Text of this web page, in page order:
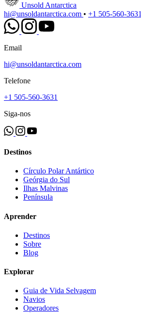
Unsold Antarctica
hi@unsoldantarctica.com • +1 505-560-3631
Email
hi@unsoldantarctica.com
Telefone
+1 505-560-3631
Siga-nos
Destinos
Círculo Polar Antártico
Geórgia do Sul
Ilhas Malvinas
Península
Aprender
Destinos
Sobre
Blog
Explorar
Guia de Vida Selvagem
Navios
Operadores